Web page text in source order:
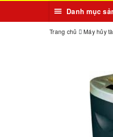
Danh mục
Trang chủ Máy hủy